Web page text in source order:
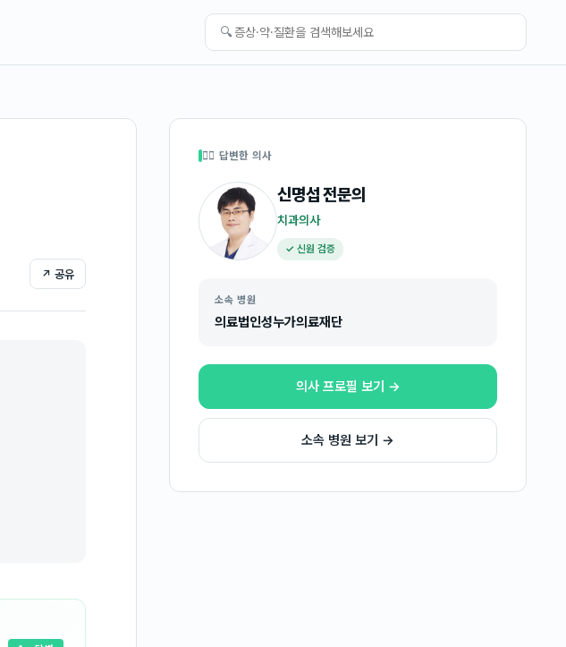
🔍
↗ 공유
👩‍⚕️ 답변한 의사
신명섭전문의
치과의사
✓ 신원 검증
소속 병원
의료법인성누가의료재단
의사 프로필 보기 →
소속 병원 보기 →